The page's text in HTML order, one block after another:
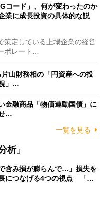
コード」、何が変わったのか
に成長投資の具体的な説
定している上場企業の経営
ポレート…
山財務相の「円資産への投
」…
金融商品「物価連動国債」に
…
一覧を見る
析」
含み損が膨らんで…」損失を
につなげる4つの視点 「…